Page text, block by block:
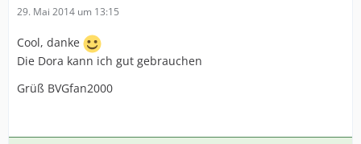
29. Mai 2014 um 13:15
Cool, danke
Die Dora kann ich gut gebrauchen
Grüß BVGfan2000